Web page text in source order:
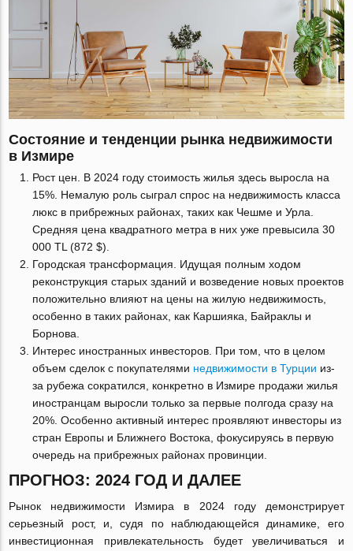
Состояние и тенденции рынка недвижимости
в Измире
Рост цен. В 2024 году стоимость жилья здесь выросла на
15%. Немалую роль сыграл спрос на недвижимость класса
люкс в прибрежных районах, таких как Чешме и Урла.
Средняя цена квадратного метра в них уже превысила 30
000 TL (872 $).
Городская трансформация. Идущая полным ходом
реконструкция старых зданий и возведение новых проектов
положительно влияют на цены на жилую недвижимость,
особенно в таких районах, как Каршияка, Байраклы и
Борнова.
Интерес иностранных инвесторов. При том, что в целом
объем сделок с покупателями недвижимости в Турции из-
за рубежа сократился, конкретно в Измире продажи жилья
иностранцам выросли только за первые полгода сразу на
20%. Особенно активный интерес проявляют инвесторы из
стран Европы и Ближнего Востока, фокусируясь в первую
очередь на прибрежных районах провинции.
ПРОГНОЗ: 2024 ГОД И ДАЛЕЕ
Рынок недвижимости Измира в 2024 году демонстрирует
серьезный рост, и, судя по наблюдающейся динамике, его
инвестиционная привлекательность будет увеличиваться и